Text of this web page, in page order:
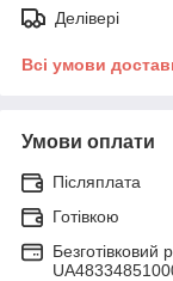
Делівері
Всі умови
Умови оплати
Післяплата
Готівкою
Безготівковий